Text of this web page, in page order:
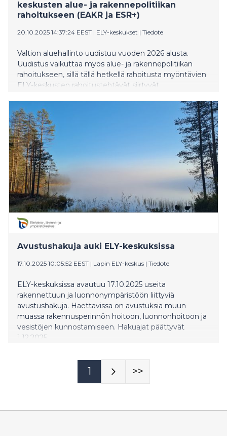
keskusten alue- ja rakennepolitiikan
rahoitukseen (EAKR ja ESR+)
20.10.2025 14:37:24 EEST | ELY-keskukset | Tiedote
Valtion aluehallinto uudistuu vuoden 2026 alusta.
Uudistus vaikuttaa myös alue- ja rakennepolitiikan
rahoitukseen, sillä tällä hetkellä rahoitusta myöntävien
ELY-keskusten rahoitustehtävät siirtyvät
elinvoimakeskuksille. Tämän vuoksi kaikki EURA2021-
järjestelmässä avoinna olevat haut päättyvät
viimeistään 30.11.2025. Aluehallinnon uudistuksen
lisäksi alue- ja rakennepolitiikan rahoitukseen vaikuttaa
merkittävästi myös valtioneuvoston 9.10.2025
hyväksymä muutos Uudistuva ja osaava Suomi 2021–
2027 -ohjelmaan.
Avustushakuja auki ELY-keskuksissa
17.10.2025 10:05:52 EEST | Lapin ELY-keskus | Tiedote
ELY-keskuksissa avautuu 17.10.2025 useita
rakennettuun ja luonnonympäristöön liittyviä
avustushakuja. Haettavissa on avustuksia muun
muassa rakennusperinnön hoitoon, luonnonhoitoon ja
vesistöjen kunnostamiseen. Hakuajat päättyvät
1.12.2025.
1 >>